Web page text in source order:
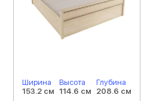
Ширина
153.2 см
Высота
114.6 см
Глубина
208.6 см